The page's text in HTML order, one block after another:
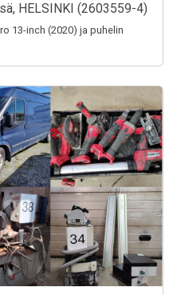
HELSINKI (2603559-4)
13-inch (2020) ja puhelin